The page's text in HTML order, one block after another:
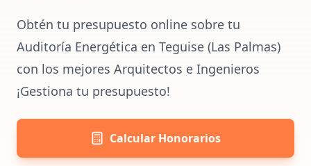
Obtén tu presupuesto online sobre tu
Auditoría Energética en Teguise (Las Palmas)
con los mejores Arquitectos e Ingenieros
¡Gestiona tu presupuesto!
Calcular Honorarios